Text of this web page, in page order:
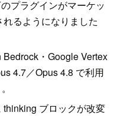
プラグインがマーケッ
るようになりました
・Google Vertex
4.7／Opus 4.8 で利用
thinking ブロックが改変